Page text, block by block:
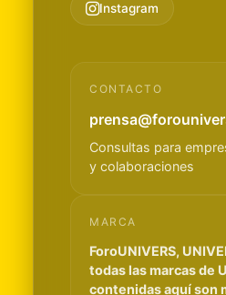
Instagram
CONTACTO
Consultas para
y colaboraciones
MARCA
ForoUNIVERS,
todas las marcas de
contenidas aquí son